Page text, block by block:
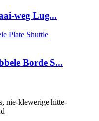
weg Lug...
Borde S...